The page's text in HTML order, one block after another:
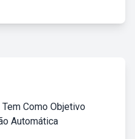
Como Objetivo
Automática